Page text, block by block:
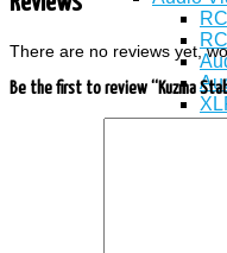
There are no reviews yet,
Be the first to review “Kuzma